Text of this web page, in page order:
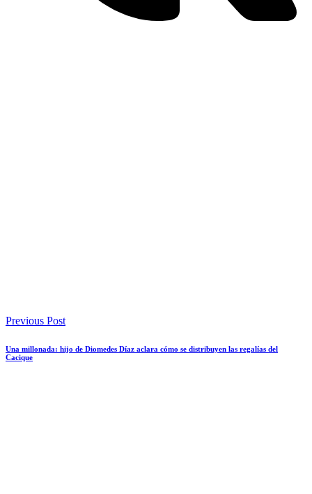
Previous Post
Una millonada: hijo de Diomedes Díaz aclara cómo se distribuyen las regalías del
Cacique